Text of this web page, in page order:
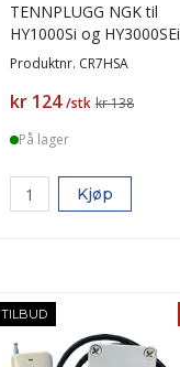
TENNPLUGG NGK til
HY1000Si og HY3000SEi
Produktnr. CR7HSA
Pris
kr 124 /stk kr 138
På lager
Kjøp
TILBUD